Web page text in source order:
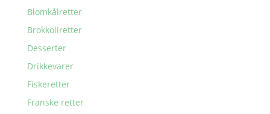
Blomkålretter
Brokkoliretter
Desserter
Drikkevarer
Fiskeretter
Franske retter